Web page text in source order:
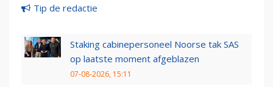
Tip de redactie
Staking cabinepersoneel Noorse tak SAS
op laatste moment afgeblazen
07-08-2026, 15:11